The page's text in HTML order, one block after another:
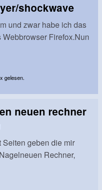
shockwave
und zwar habe ich das
Firefox.Nun
gelesen.
neuen rechner
geben die mir
Rechner,